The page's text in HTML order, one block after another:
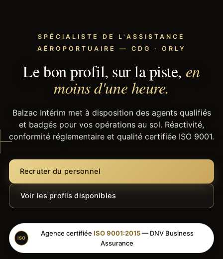
SPÉCIALISTE DE L'ASSISTANCE
AÉROPORTUAIRE — CDG · ORLY
Le bon profil, sur la piste, en
moins d'une heure.
Balzac Intérim met à disposition des agents qualifiés
et badgés pour vos opérations au sol. Réactivité,
conformité réglementaire et qualité certifiée ISO 9001.
Recruter du personnel
Voir les profils disponibles
ISO
Agence certifiée ISO 9001:2015— DNV Business
Assurance